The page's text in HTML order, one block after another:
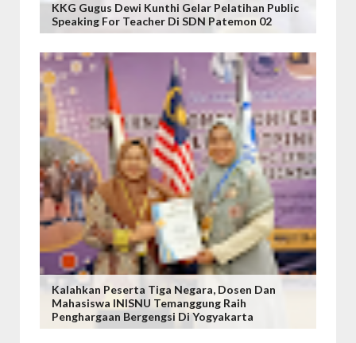
KKG Gugus Dewi Kunthi Gelar Pelatihan Public
Speaking For Teacher Di SDN Patemon 02
Kalahkan Peserta Tiga Negara, Dosen Dan
Mahasiswa INISNU Temanggung Raih
Penghargaan Bergengsi Di Yogyakarta